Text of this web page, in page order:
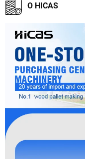
О HICAS